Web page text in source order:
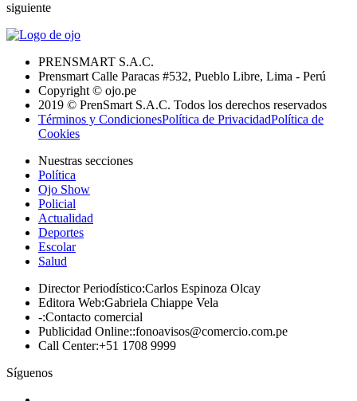
siguiente
PRENSMART S.A.C.
Prensmart Calle Paracas #532, Pueblo Libre, Lima - Perú
Copyright © ojo.pe
2019 © PrenSmart S.A.C. Todos los derechos reservados
Términos y CondicionesPolítica de PrivacidadPolítica de
Cookies
Nuestras secciones
Política
Ojo Show
Policial
Actualidad
Deportes
Escolar
Salud
Director Periodístico:Carlos Espinoza Olcay
Editora Web:Gabriela Chiappe Vela
-:Contacto comercial
Publicidad Online::fonoavisos@comercio.com.pe
Call Center:+51 1708 9999
Síguenos